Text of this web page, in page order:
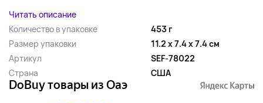
Читать описание
Количество в упаковке
453 г
Размер упаковки
11.2 x 7.4 x 7.4 см
Артикул
SEF-78022
Страна
США